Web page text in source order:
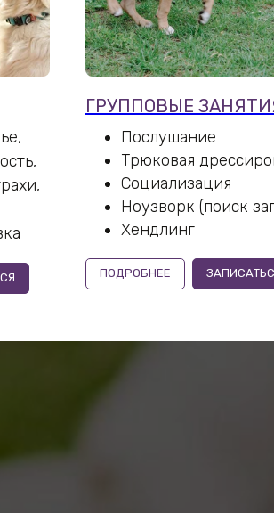
ГРУППОВЫЕ
Послушание
Трюковая
Социализация
Ноузворк (поиск
Хендлинг
ПОДРОБНЕЕ